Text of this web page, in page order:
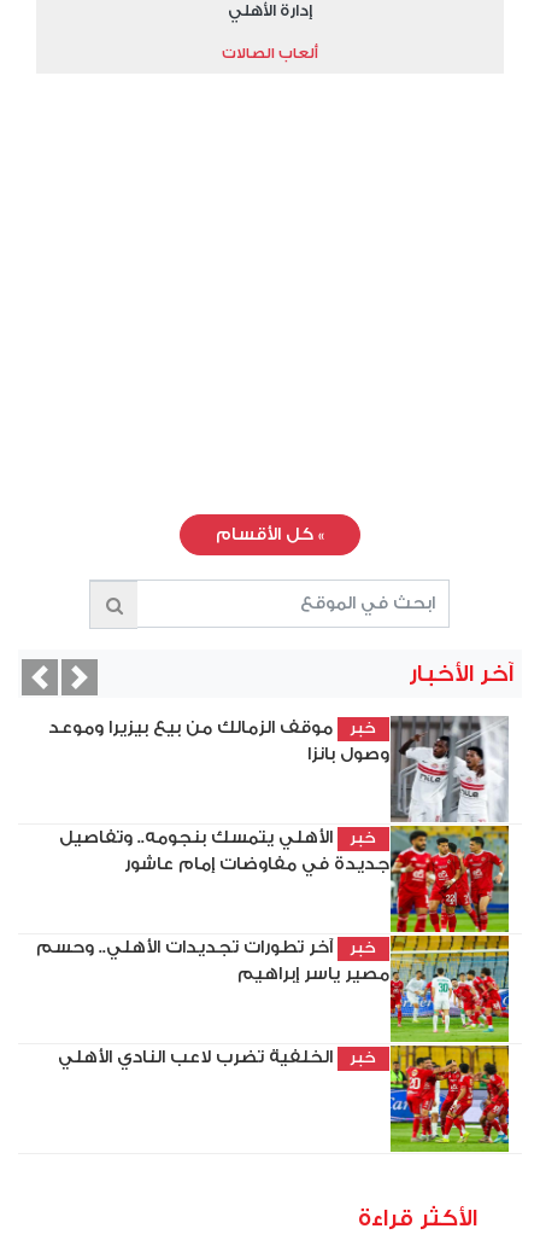
إدارة الأهلي
ألعاب الصالات
» كل الأقسام
آخر الأخبار
خبر
موقف الزمالك من بيع بيزيرا وموعد
وصول بانزا
خبر
الأهلي يتمسك بنجومه.. وتفاصيل
جديدة في مفاوضات إمام عاشور
خبر
آخر تطورات تجديدات الأهلي.. وحسم
مصير ياسر إبراهيم
خبر الخلفية تضرب لاعب النادي الأهلي
Next
الأكثر قراءة